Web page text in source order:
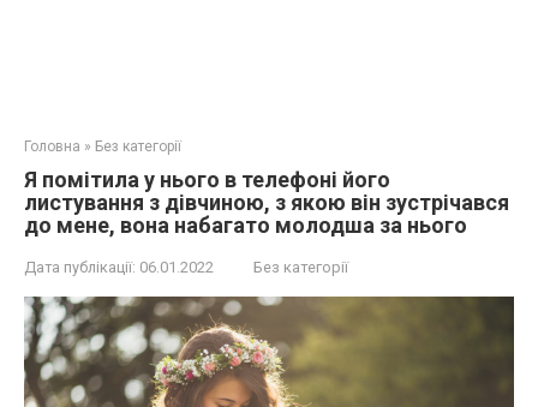
Головна » Без категорії
Я помітила у нього в телефоні його
листування з дівчиною, з якою він зустрічався
до мене, вона набагато молодша за нього
Дата публікації: 06.01.2022 Без категорії